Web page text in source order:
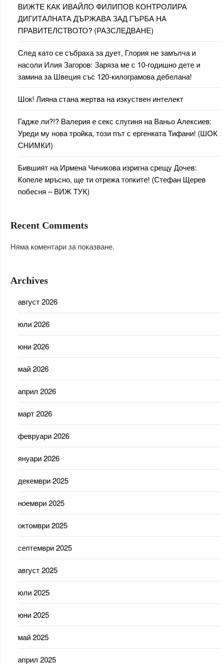
ВИЖТЕ КАК ИВАЙЛО ФИЛИПОВ КОНТРОЛИРА
ДИГИТАЛНАТА ДЪРЖАВА ЗАД ГЪРБА НА
ПРАВИТЕЛСТВОТО? (РАЗСЛЕДВАНЕ)
След като се събраха за дует, Глория не замълча и
насоли Илия Загоров: Заряза ме с 10-годишно дете и
замина за Швеция със 120-килограмова дебелана!
Шок! Лияна стана жертва на изкуствен интелект
Гадже ли?!? Валерия е секс слугиня на Ваньо Алексиев:
Уреди му нова тройка, този път с ергенката Тифани! (ШОК
СНИМКИ)
Бившият на Ирмена Чичикова изригна срещу Дочев:
Копеле мръсно, ще ти отрежа топките! (Стефан Щерев
побесня – ВИЖ ТУК)
Recent Comments
Няма коментари за показване.
Archives
август 2026
юли 2026
юни 2026
май 2026
април 2026
март 2026
февруари 2026
януари 2026
декември 2025
ноември 2025
октомври 2025
септември 2025
август 2025
юли 2025
юни 2025
май 2025
април 2025